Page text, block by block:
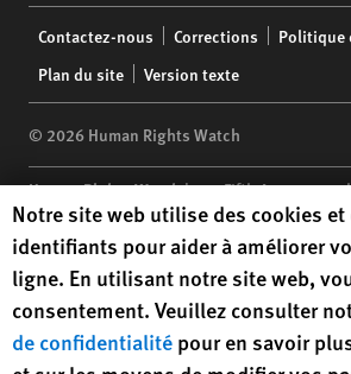
menu
Contactez-nous Corrections
Politique
Plan du site
Version texte
© 2026 Human Rights Watch
Human Rights Watch| 350 Fifth Avenue,
10118-3299USA |t1.212.290.4700
Human Rights Watchis a 501(C)(3)
under EIN: 13-2875808
Human Rights Watch cookie
Notre site web utilise des cookies
identifiants pour aider à améliorer
ligne. En utilisant notre site web,
consentement. Veuillez consulter
de confidentialité pour en savoir